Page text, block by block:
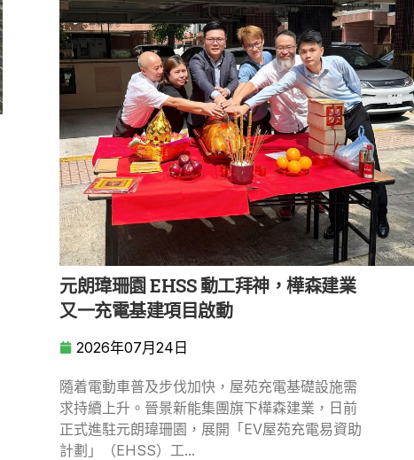
元朗瑋珊園 EHSS 動工拜神，樺森建業
又一充電基建項目啟動
2026年07月24日
隨着電動車普及步伐加快，屋苑充電基礎設施需
求持續上升。晉景新能集團旗下樺森建業，日前
正式進駐元朗瑋珊園，展開「EV屋苑充電易資助
計劃」（EHSS）工...